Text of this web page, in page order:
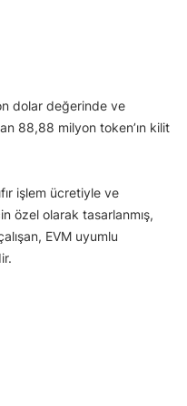
dolar değerinde ve
88,88 milyon token’ın kilit
işlem ücretiyle ve
özel olarak tasarlanmış,
EVM uyumlu